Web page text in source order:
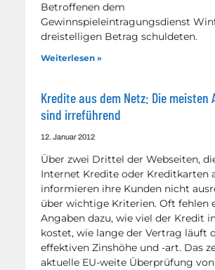
Betroffenen dem
Gewinnspieleintragungsdienst
dreistelligen Betrag schuldeten.
Weiterlesen »
Kredite aus dem Netz: Die meisten
sind irreführend
12. Januar 2012
Über zwei Drittel der Webseiten,
Internet Kredite oder Kreditkarten
informieren ihre Kunden nicht
über wichtige Kriterien. Oft fehlen
Angaben dazu, wie viel der Kredit
kostet, wie lange der Vertrag läuft
effektiven Zinshöhe und -art. Das
aktuelle EU-weite Überprüfung von